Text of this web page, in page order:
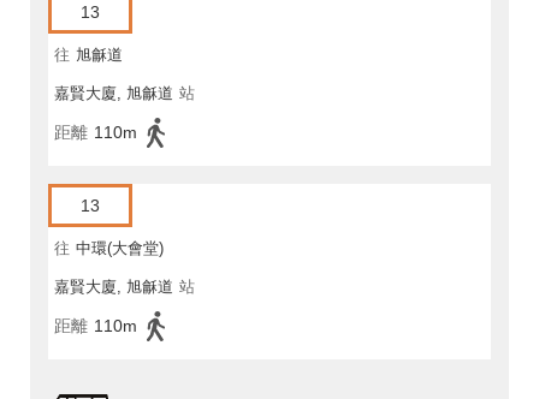
13
往 旭龢道
嘉賢大廈, 旭龢道 站
距離 110m
13
往 中環(大會堂)
嘉賢大廈, 旭龢道 站
距離 110m